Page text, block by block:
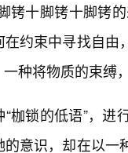
铐十脚铐十脚铐
约束中寻找自
种将物质的束缚
枷锁的低语”，
意识，却在以